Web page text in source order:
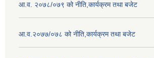
आ.व. २०७८/०७९ को नीति,कार्यक्रम तथा बजेट
आ.व.२०७७/०७८ को नीति,कार्यक्रम तथा बजेट